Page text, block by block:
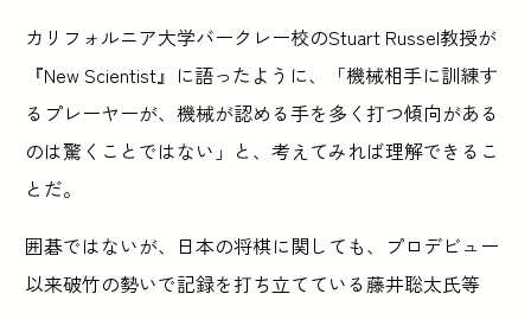
カリフォルニア大学バークレー校のStuart Russel教授が
『New Scientist』に語ったように、「機械相手に訓練す
るプレーヤーが、機械が認める手を多く打つ傾向がある
のは驚くことではない」と、考えてみれば理解できるこ
とだ。
囲碁ではないが、日本の将棋に関しても、プロデビュー
以来破竹の勢いで記録を打ち立てている藤井聡太氏等